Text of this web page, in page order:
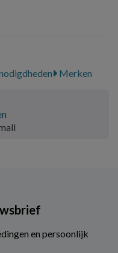
Merken
en persoonlijk